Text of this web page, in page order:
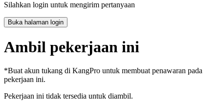
Silahkan login untuk mengirim pertanyaan
Buka halaman login
Ambil pekerjaan ini
*Buat akun tukang di KangPro untuk membuat penawaran pada
pekerjaan ini.
Pekerjaan ini tidak tersedia untuk diambil.